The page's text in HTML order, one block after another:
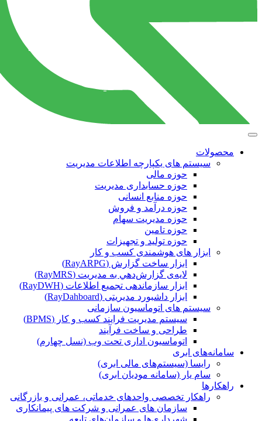
محصولات
سیستم های یکپارچه اطلاعات مدیریت
حوزه مالی
حوزه حسابداری مدیریت
حوزه منابع انسانی
حوزه درآمد و فروش
حوزه مدیریت سهام
حوزه تامین
حوزه تولید و تجهیزات
ابزار های هوشمندی کسب و کار
ابزار ساخت گزارش (RayARPG)
لایه‌ی گزارش‌دهي به مديريت (RayMRS)
ابزار سازماندهی تجمیع اطلاعات (RayDWH)
ابزار داشبورد مدیریتی (RayDahboard)
سیستم های اتوماسیون سازمانی
سیستم مدیریت فرایند کسب و کار (BPMS)
طراحی و ساخت فرآیند
اتوماسیون اداری تحت وب (نسل چهارم)
سامانه‌های ابری
رایسا (سیستم‌های مالی ابری)
سام یار (سامانه مودیان ابری)
راهکارها
راهکار تخصصی واحدهای خدماتی، عمرانی و بازرگانی
سازمان های عمرانی و شرکت های پیمانکاری
شهرداری‌ها و سازمان‌های تابعه